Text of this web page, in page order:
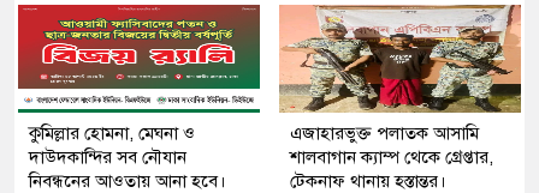
কুমিল্লার হোমনা, মেঘনা ও
দাউদকান্দির সব নৌযান
নিবন্ধনের আওতায় আনা হবে।
এজাহারভুক্ত পলাতক আসামি
শালবাগান ক্যাম্প থেকে গ্রেপ্তার,
টেকনাফ থানায় হস্তান্তর।